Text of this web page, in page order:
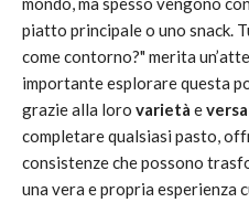
piatto principale o uno snack.
come contorno?" merita
importante esplorare questa
grazie alla loro varietà e
completare qualsiasi pasto,
consistenze che possono
una vera e propria esperienza